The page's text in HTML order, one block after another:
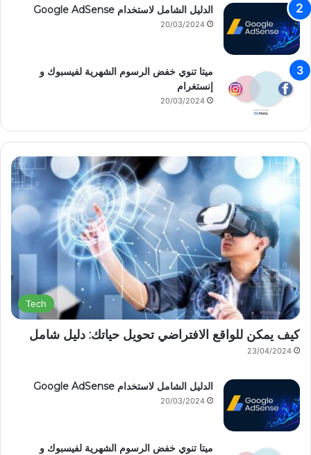
الدليل الشامل لاستخدام Google AdSense
20/03/2024
ميتا تنوي خفض الرسوم الشهرية لفيسبوك و
إنستغرام
20/03/2024
Tech
كيف يمكن للواقع الافتراضي تحويل حياتك: دليل شامل
23/04/2024
الدليل الشامل لاستخدام Google AdSense
20/03/2024
ميتا تنوي خفض الرسوم الشهرية لفيسبوك و